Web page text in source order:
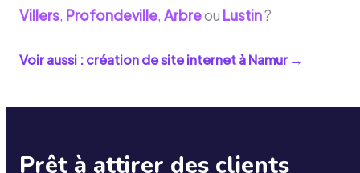
Villers, Profondeville, Arbreou Lustin?
Voir aussi : création de site internet àNamur →
Prêt à attirer des clients